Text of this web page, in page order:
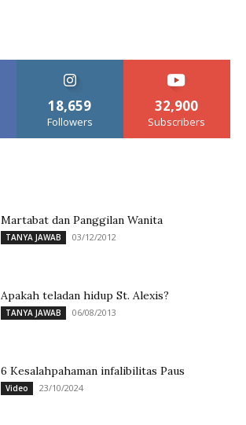
18,659
Followers
32,900
Subscribers
Martabat dan Panggilan Wanita
TANYA JAWAB 03/12/2012
Apakah teladan hidup St. Alexis?
TANYA JAWAB 06/08/2013
6 Kesalahpahaman infalibilitas Paus
Video 23/10/2024